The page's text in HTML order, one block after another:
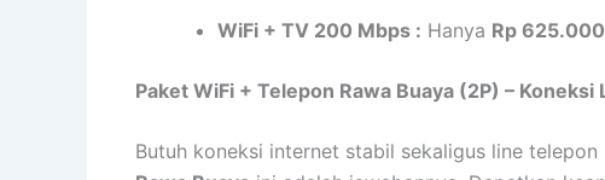
WiFi + TV 200 Mbps : Hanya Rp 625.000
Paket WiFi + Telepon Rawa Buaya (2P) –
Butuh koneksi internet stabil sekaligus line